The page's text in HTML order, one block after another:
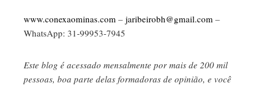
www.conexaominas.com – jaribeirobh@gmail.com –
WhatsApp: 31-99953-7945
Este blog é acessado mensalmente por mais de 200 mil
pessoas, boa parte delas formadoras de opinião, e você